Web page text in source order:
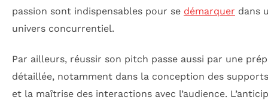
passion sont indispensables pour se démarquer dans
univers concurrentiel.
Par ailleurs, réussir son pitch passe aussi par une
détaillée, notamment dans la conception des
et la maîtrise des interactions avec l’audience.